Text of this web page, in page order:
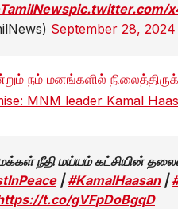
pic.twitter.com/
September 28, 2024
நம் மனங்களில்
MNM leader Kamal
– மக்கள் நீதி மய்யம் கட்சியின்
|#KamalHaasan|
t.co/gVFpDoBgqD